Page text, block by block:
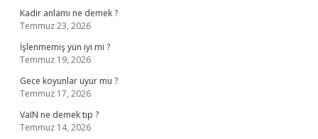
Kadir anlamı ne demek ?
Temmuz 23, 2026
İşlenmemiş yün iyi mi ?
Temmuz 19, 2026
Gece koyunlar uyur mu ?
Temmuz 17, 2026
VaIN ne demek tıp ?
Temmuz 14, 2026